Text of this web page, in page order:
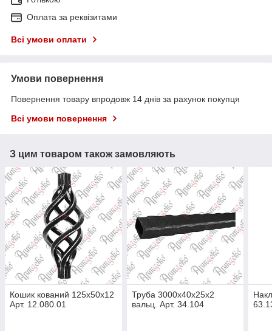
Оплата за реквізитами
Всі умови оплати
Умови повернення
Повернення товару впродовж 14 днів за рахунок покупця
Всі умови повернення
З цим товаром також замовляють
Кошик кований 125х50х12
Арт. 12.080.01
Труба 3000х40х25х2
вальц. Арт. 34.104